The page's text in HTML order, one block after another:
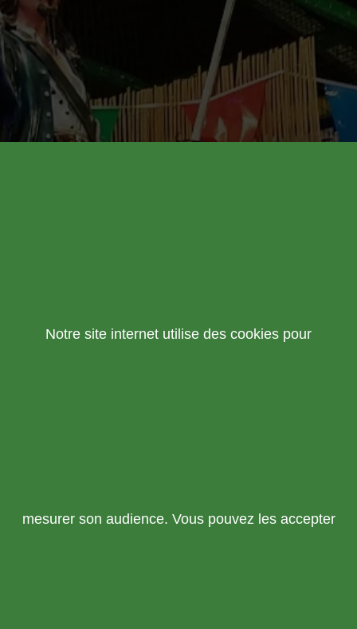
Notre site internet utilise des cookies pour
mesurer son audience. Vous pouvez les accepter